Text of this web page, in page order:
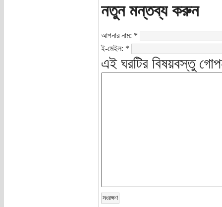
নতুন মন্তব্য করুন
আপনার নাম: *
ই-মেইল: *
এই ঘরটির বিষয়বস্তু